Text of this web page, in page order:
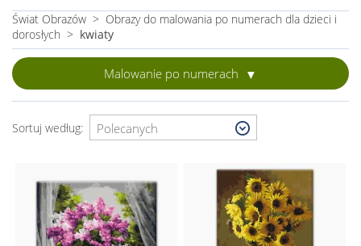
Świat Obrazów > Obrazy do malowania po numerach dla dzieci i
dorosłych > kwiaty
Malowanie po numerach
Sortuj według: